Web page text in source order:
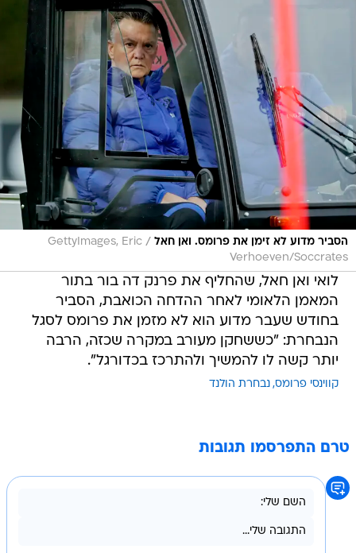
הסביר מדוע לא זימן את פרומס. ואן חאל /
GettyImages, Eric
Verhoeven/Soccrates
לואי ואן חאל, שהחליף את פרנק דה בור בתור
המאמן הלאומי לאחר ההדחה הכואבת, הסביר
בחודש שעבר מדוע הוא לא מזמן את פרומס לסגל
הנבחרת: "כששחקן מעורב במקרה שכזה, הרבה
יותר קשה לו להמשיך ולהתרכז בכדורגל".
קווינסי פרומס נבחרת הולנד
טרם התפרסמו תגובות